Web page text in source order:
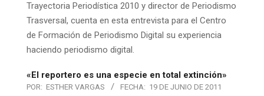
Trayectoria Periodística 2010 y director de Periodismo
Trasversal, cuenta en esta entrevista para el Centro
de Formación de Periodismo Digital su experiencia
haciendo periodismo digital.
«El reportero es una especie en total extinción»
POR: ESTHER VARGAS FECHA: 19 DE JUNIO DE 2011